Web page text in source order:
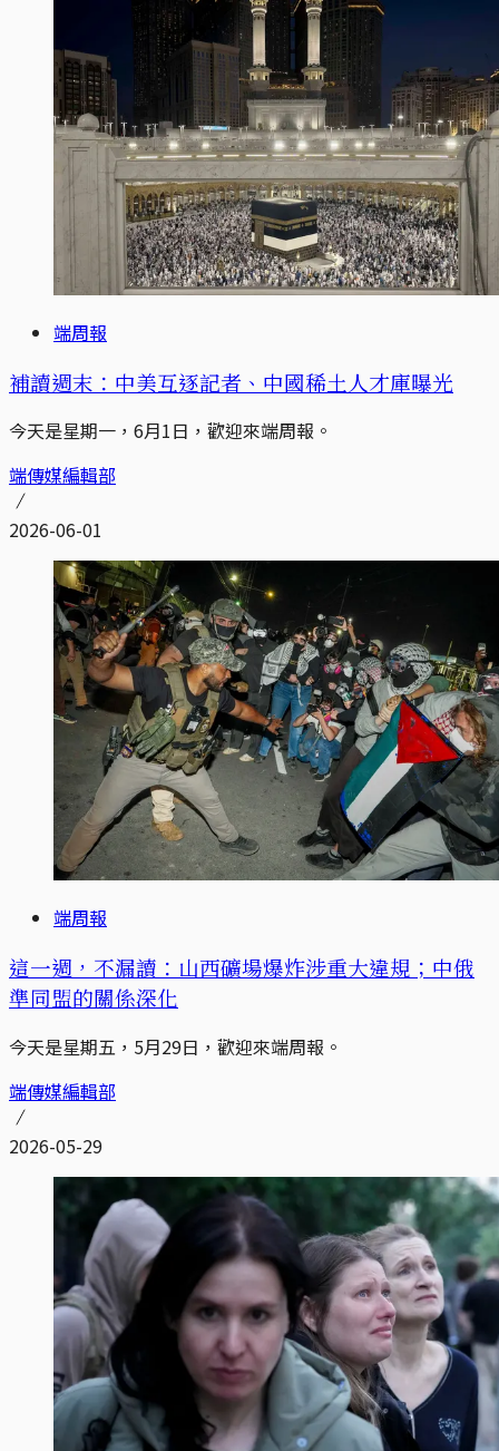
端周報
補讀週末：中美互逐記者、中國稀土人才庫曝光
今天是星期一，6月1日，歡迎來端周報。
端傳媒編輯部
2026-06-01
端周報
這一週，不漏讀：山西礦場爆炸涉重大違規；中俄
準同盟的關係深化
今天是星期五，5月29日，歡迎來端周報。
端傳媒編輯部
2026-05-29